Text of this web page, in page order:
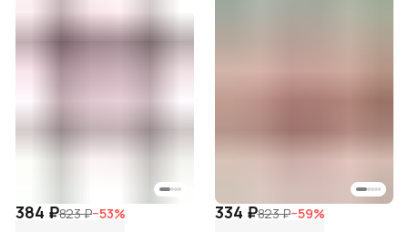
384 ₽823 ₽−53% 334 ₽823 ₽−59%